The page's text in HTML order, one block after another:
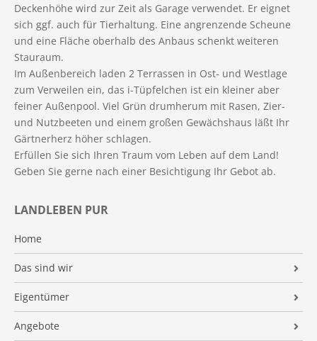
LANDLEBEN PUR
Home
Das sind wir
Unternehmen
Wolfram Büren
Team
Eigentümer
Immobilienbewertung
Angebote
Deckenhöhe wird zur Zeit als Garage verwendet. Er eignet
sich ggf. auch für Tierhaltung. Eine angrenzende Scheune
und eine Fläche oberhalb des Anbaus schenkt weiteren
Stauraum.
Im Außenbereich laden 2 Terrassen in Ost- und Westlage
zum Verweilen ein, das i-Tüpfelchen ist ein kleiner aber
feiner Außenpool. Viel Grün drumherum mit Rasen, Zier-
und Nutzbeeten und einem großen Gewächshaus läßt Ihr
Gärtnerherz höher schlagen.
Erfüllen Sie sich Ihren Traum vom Leben auf dem Land!
Geben Sie gerne nach einer Besichtigung Ihr Gebot ab.